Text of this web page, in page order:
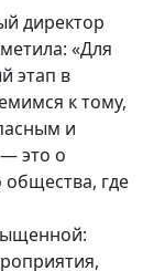
директор
«Для
этап в
к тому,
и
это о
общества, где